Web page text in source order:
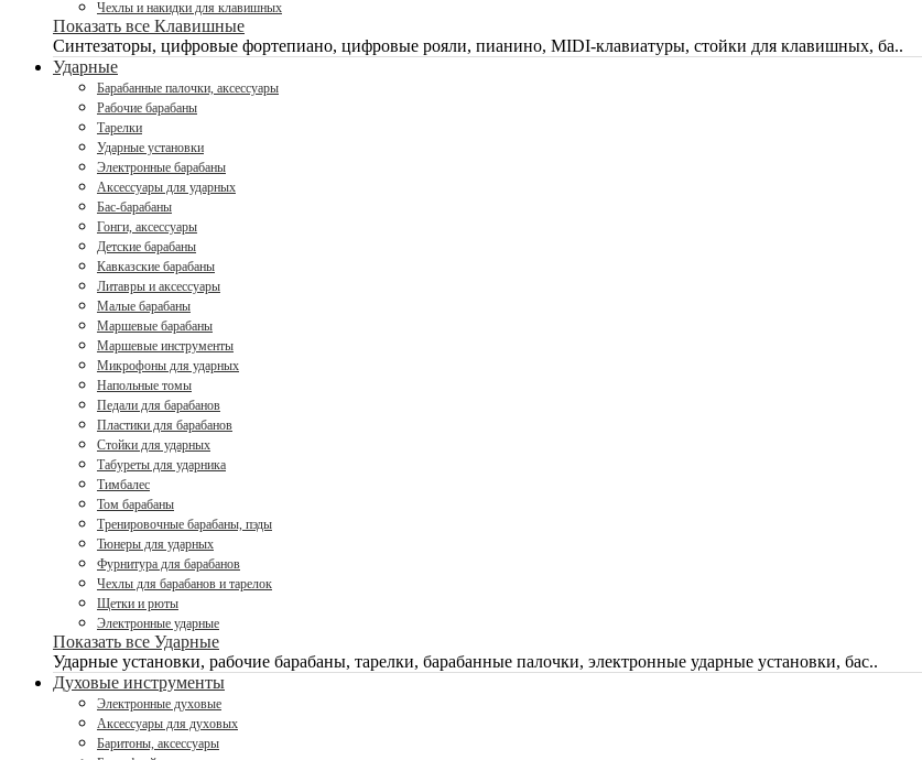
Чехлы и накидки для клавишных
Показать все Клавишные
Синтезаторы, цифровые фортепиано, цифровые рояли, пианино, MIDI-клавиатуры, стойки для клавишных, ба..
Ударные
Барабанные палочки, аксессуары
Рабочие барабаны
Тарелки
Ударные установки
Электронные барабаны
Аксессуары для ударных
Бас-барабаны
Гонги, аксессуары
Детские барабаны
Кавказские барабаны
Литавры и аксессуары
Малые барабаны
Маршевые барабаны
Маршевые инструменты
Микрофоны для ударных
Напольные томы
Педали для барабанов
Пластики для барабанов
Стойки для ударных
Табуреты для ударника
Тимбалес
Том барабаны
Тренировочные барабаны, пэды
Тюнеры для ударных
Фурнитура для барабанов
Чехлы для барабанов и тарелок
Щетки и рюты
Электронные ударные
Показать все Ударные
Ударные установки, рабочие барабаны, тарелки, барабанные палочки, электронные ударные установки, бас..
Духовые инструменты
Электронные духовые
Аксессуары для духовых
Баритоны, аксессуары